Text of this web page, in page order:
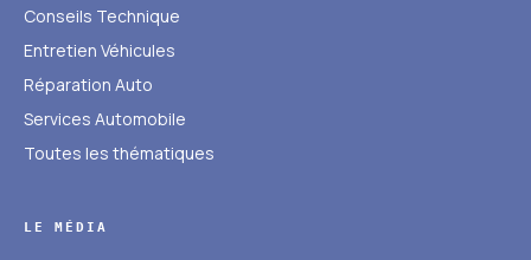
Conseils Technique
Entretien Véhicules
Réparation Auto
Services Automobile
Toutes les thématiques
LE MÉDIA